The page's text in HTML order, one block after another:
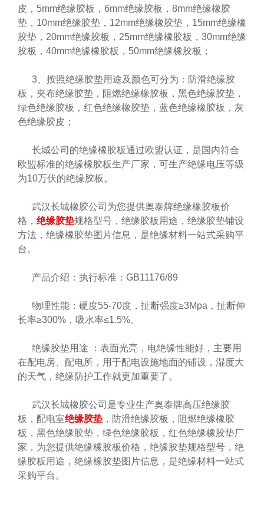
皮，5mm绝缘胶板，6mm绝缘胶板，8mm绝缘橡胶
垫，10mm绝缘胶垫，12mm绝缘橡胶垫，15mm绝缘橡
胶垫，20mm绝缘胶板，25mm绝缘橡胶板，30mm绝缘
胶板，40mm绝缘橡胶板，50mm绝缘橡胶板；
3、按照绝缘胶垫用途及颜色可分为：防滑绝缘胶
板，夹布绝缘胶垫，阻燃绝缘橡胶板，黑色绝缘胶垫，
绿色绝缘胶板，红色绝缘橡胶垫，蓝色绝缘橡胶板，灰
色绝缘胶皮；
长城公司的绝缘橡胶板通过欧盟认证，是国内符合
欧盟标准的绝缘橡胶板生产厂家，可生产绝缘电压等级
为10万伏的绝缘胶板。
武汉长城橡胶公司为您提供奥泰牌绝缘橡胶板价
格， 绝缘胶垫规格型号，绝缘胶板用途，绝缘胶垫铺设
方法，绝缘橡胶垫图片信息，是绝缘材料一站式采购平
台。
产品介绍：执行标准：GB11176/89
物理性能：硬度55-70度，扯断强度≥3Mpa，扯断伸
长率≥300%，吸水率≤1.5%。
绝缘胶垫用途 ：表面光亮，电绝缘性能好，主要用
在配电房、配电所，用于配电设施地面的铺设，湿度大
的天气，绝缘防护工作就更加重要了。
武汉长城橡胶公司是专业生产奥泰牌高压绝缘胶
板，配电室绝缘胶垫，防滑绝缘胶板，阻燃绝缘橡胶
板，黑色绝缘胶垫，绿色绝缘胶板，红色绝缘橡胶垫厂
家，为您提供绝缘橡胶板价格，绝缘胶垫规格型号，绝
缘胶板用途，绝缘橡胶垫图片信息，是绝缘材料一站式
采购平台。